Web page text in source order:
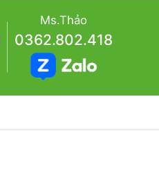
Ms.Thảo
0362.802.418